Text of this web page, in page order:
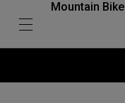
Mountain Bike